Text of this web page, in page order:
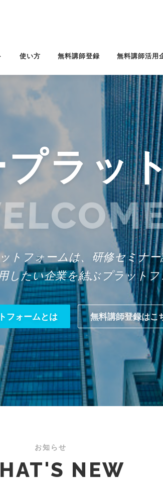
使い方 無料講師登録 無料講師活用
ラッ
トフォームは、研修セミナ
したい企業を結ぶプラット
フォームとは 無料講師登録はこ
お知らせ
NEW